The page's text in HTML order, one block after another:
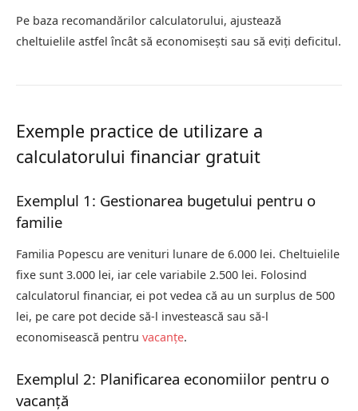
Pe baza recomandărilor calculatorului, ajustează
cheltuielile astfel încât să economisești sau să eviți deficitul.
Exemple practice de utilizare a
calculatorului financiar gratuit
Exemplul 1: Gestionarea bugetului pentru o
familie
Familia Popescu are venituri lunare de 6.000 lei. Cheltuielile
fixe sunt 3.000 lei, iar cele variabile 2.500 lei. Folosind
calculatorul financiar, ei pot vedea că au un surplus de 500
lei, pe care pot decide să-l investească sau să-l
economisească pentru vacanțe.
Exemplul 2: Planificarea economiilor pentru o
vacanță